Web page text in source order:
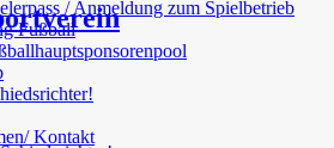
/ Anmeldung zum Spielbetrieb
Fußball
Kontakt